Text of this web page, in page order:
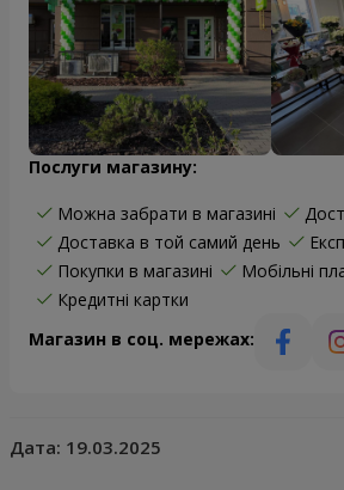
Послуги магазину:
Можна забрати в магазині
Доставка в той самий день
Покупки в магазині
Мобільні
Кредитні картки
Магазин в соц. мережах:
Дата: 19.03.2025